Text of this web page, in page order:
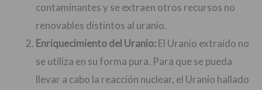
contaminantes y se extraen otros recursos no
renovables distintos al uranio.
Enriquecimiento del Uranio:El Uranio extraído no
se utiliza en su forma pura. Para que se pueda
llevar a cabo la reacción nuclear, el Uranio hallado